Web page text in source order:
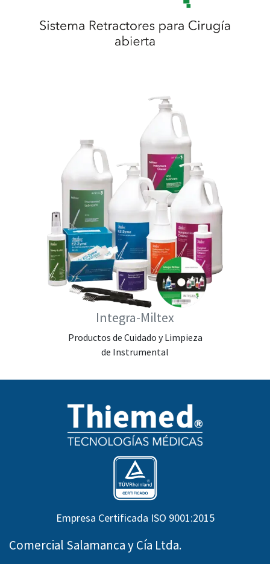
Integra-Miltex
Productos de Cuidado y Limpieza
de Instrumental
Empresa Certificada ISO 9001:2015
Comercial Salamanca y Cía Ltda.